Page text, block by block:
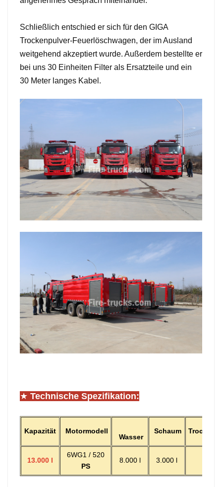
Schließlich entschied er sich für den GIGA
Trockenpulver-Feuerlöschwagen, der im Ausland
weitgehend akzeptiert wurde. Außerdem bestellte er
bei uns 30 Einheiten Filter als Ersatzteile und ein
30 Meter langes Kabel.
★ Technische Spezifikation:
Kapazität Motormodell
Wasser
Schaum
13.000 l
6WG1 / 520
PS
8.000 l 3.000 l